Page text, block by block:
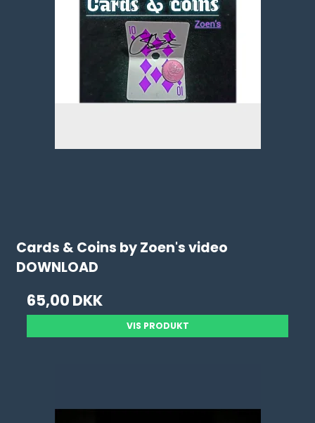
Cards & Coins by Zoen's video
DOWNLOAD
65,00 DKK
VIS PRODUKT